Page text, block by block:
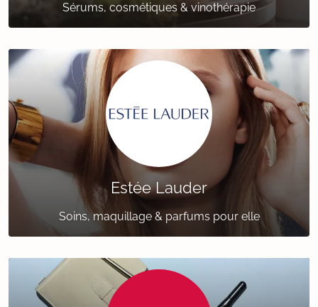
Sérums, cosmétiques & vinothérapie
Estée Lauder
Soins, maquillage & parfums pour elle